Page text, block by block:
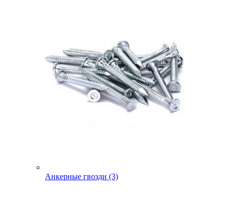
Анкерные гвозди (3)